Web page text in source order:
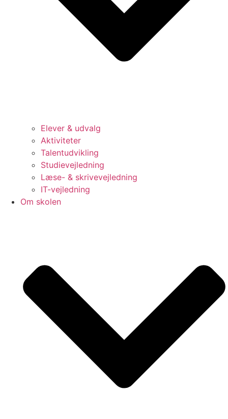
Elever & udvalg
Aktiviteter
Talentudvikling
Studievejledning
Læse- & skrivevejledning
IT-vejledning
Om skolen